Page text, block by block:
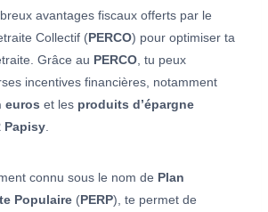
avantages fiscaux offerts par le
Collectif (PERCO) pour optimiser ta
Grâce au PERCO , tu peux
incentives financières, notamment
euros et les produits d’épargne
Papisy
connu sous le nom de Plan
Populaire (PERP), te permet de